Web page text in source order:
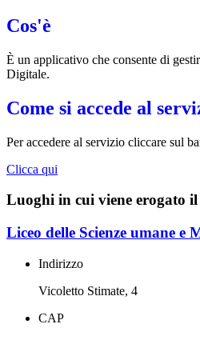
Cos'è
È un applicativo che consente di
Digitale.
Come si accede al
Per accedere al servizio cliccare sul
Clicca qui
Luoghi in cui viene erogato il
Liceo delle Scienze umane
Indirizzo
Vicoletto Stimate, 4
CAP